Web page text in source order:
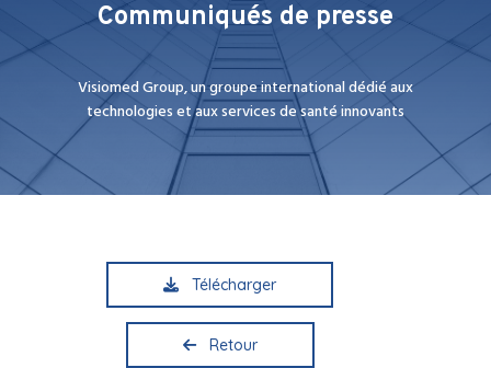
Communiqués de presse
Visiomed Group, un groupe international dédié aux
technologies et aux services de santé innovants
Télécharger
Retour